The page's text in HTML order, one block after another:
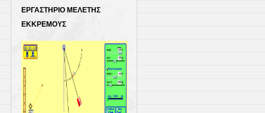
ΕΡΓΑΣΤΗΡΙΟ ΜΕΛΕΤΗΣ
ΕΚΚΡΕΜΟΥΣ